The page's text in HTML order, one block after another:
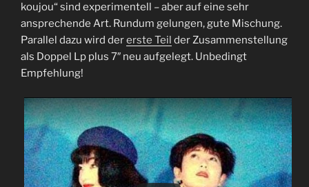
koujou“ sind experimentell – aber auf eine sehr
ansprechende Art. Rundum gelungen, gute Mischung.
Parallel dazu wird dererste Teil der Zusammenstellung
als Doppel Lp plus 7″ neu aufgelegt. Unbedingt
Empfehlung!